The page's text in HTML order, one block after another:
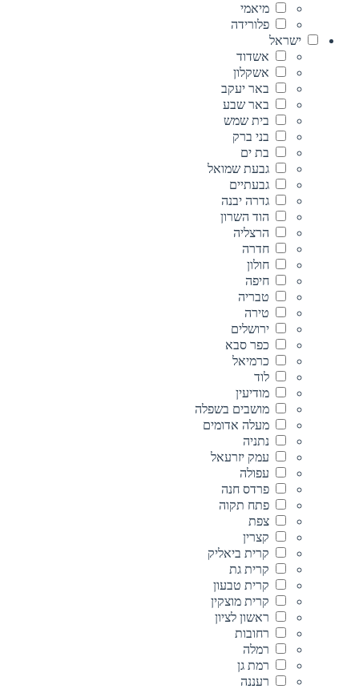
מיאמי
פלורידה
ישראל
אשדוד
אשקלון
באר יעקב
באר שבע
בית שמש
בני ברק
בת ים
גבעת שמואל
גבעתיים
גדרה יבנה
הוד השרון
הרצליה
חדרה
חולון
חיפה
טבריה
טירה
ירושלים
כפר סבא
כרמיאל
לוד
מודיעין
מושבים בשפלה
מעלה אדומים
נתניה
עמק יזרעאל
עפולה
פרדס חנה
פתח תקוה
צפת
קצרין
קרית ביאליק
קרית גת
קרית טבעון
קרית מוצקין
ראשון לציון
רחובות
רמלה
רמת גן
רעננה